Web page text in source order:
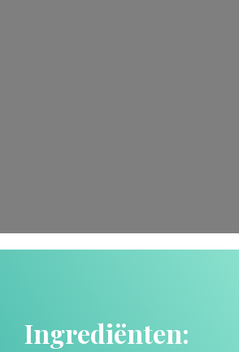
Ingrediënten: